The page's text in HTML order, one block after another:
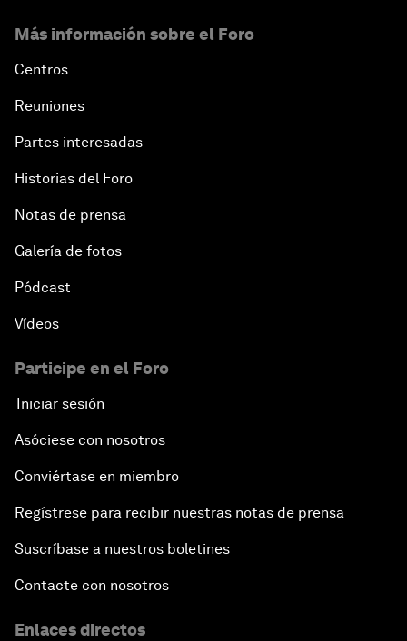
Más información sobre el Foro
Centros
Reuniones
Partes interesadas
Historias del Foro
Notas de prensa
Galería de fotos
Pódcast
Vídeos
Participe en el Foro
Iniciar sesión
Asóciese con nosotros
Conviértase en miembro
Regístrese para recibir nuestras notas de prensa
Suscríbase a nuestros boletines
Contacte con nosotros
Enlaces directos